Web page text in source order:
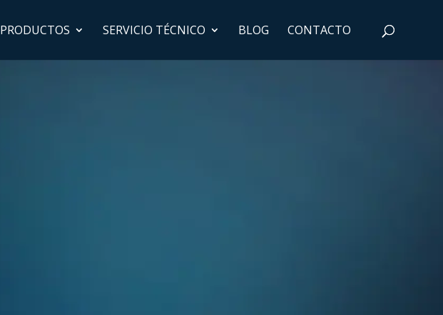
PRODUCTOS SERVICIO TÉCNICO BLOG CONTACTO